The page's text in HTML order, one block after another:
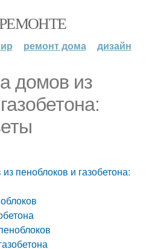
ремонт дома дизайн
домов из
пеноблоков и газобетона: